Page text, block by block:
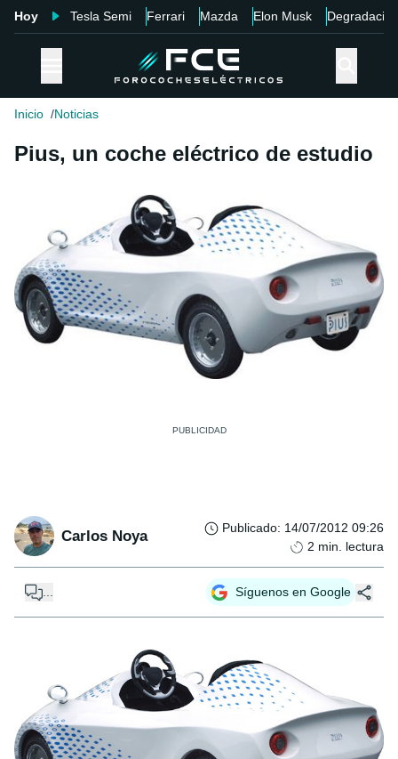
Hoy Tesla Semi Ferrari Mazda Elon Musk Degradación
Inicio Noticias
Pius, un coche eléctrico de estudio
Carlos Noya Publicado: 14/07/2012 09:26
2 min. lectura
... Síguenos en Google